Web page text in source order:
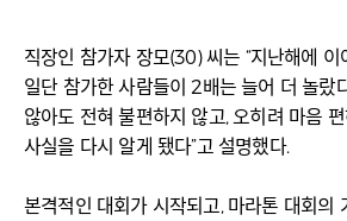
직장인 참가자 장모(30) 씨는 “지난해에
일단 참가한 사람들이 2배는 늘어 더 놀랐
않아도 전혀 불편하지 않고, 오히려 마음
사실을 다시 알게 됐다”고 설명했다.
본격적인 대회가 시작되고, 마라톤 대회의